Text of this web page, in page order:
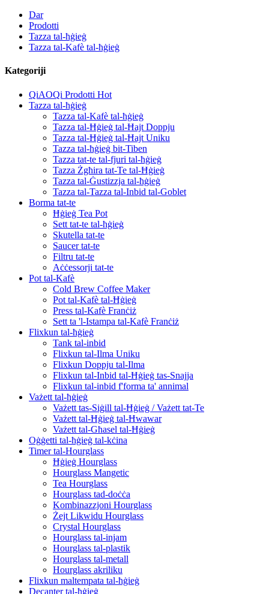
Dar
Prodotti
Tazza tal-ħġieġ
Tazza tal-Kafè tal-ħġieġ
Kategoriji
QiAOQi Prodotti Hot
Tazza tal-ħġieġ
Tazza tal-Kafè tal-ħġieġ
Tazza tal-Ħġieġ tal-Ħajt Doppju
Tazza tal-Ħġieġ tal-Ħajt Uniku
Tazza tal-ħġieġ bit-Tiben
Tazza tat-te tal-fjuri tal-ħġieġ
Tazza Żgħira tat-Te tal-Ħġieġ
Tazza tal-Ġustizzja tal-ħġieġ
Tazza tal-Tazza tal-Inbid tal-Goblet
Borma tat-te
Ħġieġ Tea Pot
Sett tat-te tal-ħġieġ
Skutella tat-te
Saucer tat-te
Filtru tat-te
Aċċessorji tat-te
Pot tal-Kafè
Cold Brew Coffee Maker
Pot tal-Kafè tal-Ħġieġ
Press tal-Kafè Franċiż
Sett ta 'l-Istampa tal-Kafè Franċiż
Flixkun tal-ħġieġ
Tank tal-inbid
Flixkun tal-Ilma Uniku
Flixkun Doppju tal-Ilma
Flixkun tal-Inbid tal-Ħġieġ tas-Snajja
Flixkun tal-inbid f'forma ta' annimal
Vażett tal-ħġieġ
Vażett tas-Siġill tal-Ħġieġ / Vażett tat-Te
Vażett tal-Ħġieġ tal-Ħwawar
Vażett tal-Għasel tal-Ħġieġ
Oġġetti tal-ħġieġ tal-kċina
Timer tal-Hourglass
Ħġieġ Hourglass
Hourglass Mangetic
Tea Hourglass
Hourglass tad-doċċa
Kombinazzjoni Hourglass
Żejt Likwidu Hourglass
Crystal Hourglass
Hourglass tal-injam
Hourglass tal-plastik
Hourglass tal-metall
Hourglass akriliku
Flixkun maltempata tal-ħġieġ
Decanter tal-ħġieġ